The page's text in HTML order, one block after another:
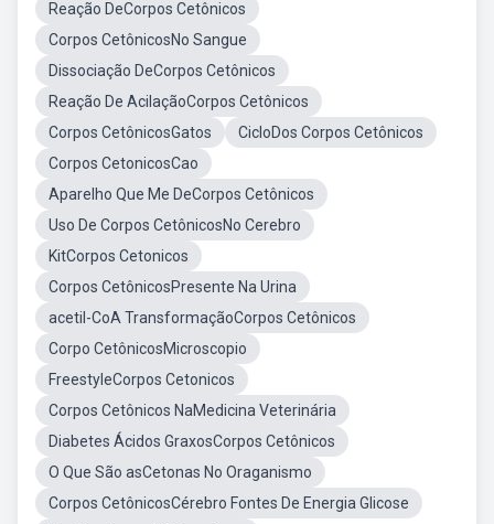
Reação DeCorpos Cetônicos
Corpos CetônicosNo Sangue
Dissociação DeCorpos Cetônicos
Reação De AcilaçãoCorpos Cetônicos
Corpos CetônicosGatos
CicloDos Corpos Cetônicos
Corpos CetonicosCao
Aparelho Que Me DeCorpos Cetônicos
Uso De Corpos CetônicosNo Cerebro
KitCorpos Cetonicos
Corpos CetônicosPresente Na Urina
acetil-CoA TransformaçãoCorpos Cetônicos
Corpo CetônicosMicroscopio
FreestyleCorpos Cetonicos
Corpos Cetônicos NaMedicina Veterinária
Diabetes Ácidos GraxosCorpos Cetônicos
O Que São asCetonas No Oraganismo
Corpos CetônicosCérebro Fontes De Energia Glicose